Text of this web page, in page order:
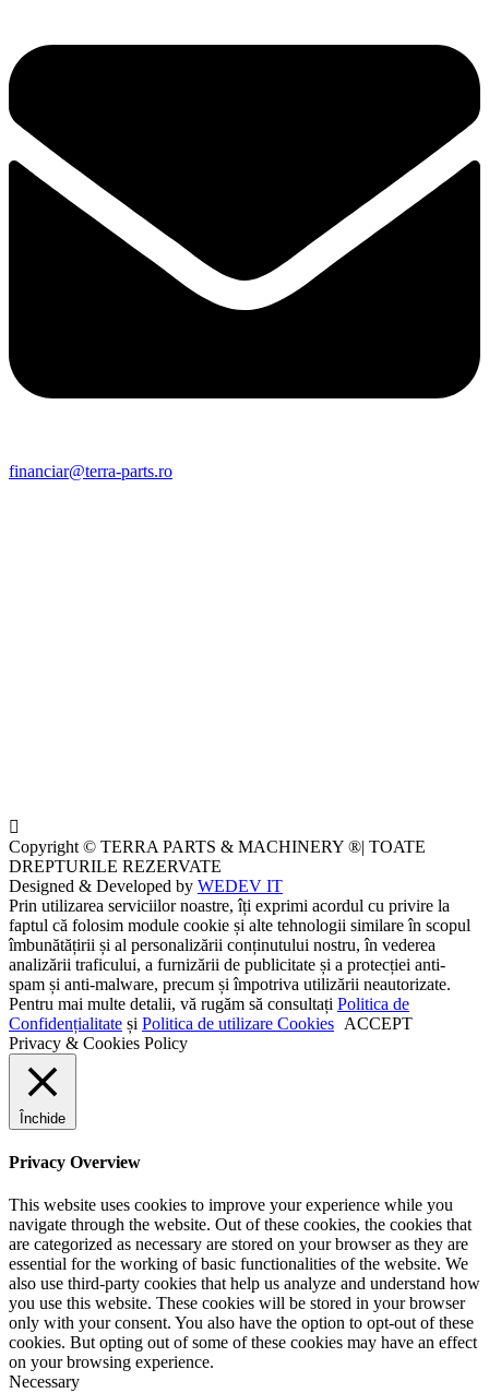
financiar@terra-parts.ro
Copyright © TERRA PARTS & MACHINERY ®| TOATE
DREPTURILE REZERVATE
Designed & Developed by WEDEV IT
Prin utilizarea serviciilor noastre, îți exprimi acordul cu privire la
faptul că folosim module cookie și alte tehnologii similare în scopul
îmbunătățirii și al personalizării conținutului nostru, în vederea
analizării traficului, a furnizării de publicitate și a protecției anti-
spam și anti-malware, precum și împotriva utilizării neautorizate.
Pentru mai multe detalii, vă rugăm să consultați Politica de
Confidențialitate și Politica de utilizare Cookies ACCEPT
Privacy & Cookies Policy
Închide
Privacy Overview
This website uses cookies to improve your experience while you
navigate through the website. Out of these cookies, the cookies that
are categorized as necessary are stored on your browser as they are
essential for the working of basic functionalities of the website. We
also use third-party cookies that help us analyze and understand how
you use this website. These cookies will be stored in your browser
only with your consent. You also have the option to opt-out of these
cookies. But opting out of some of these cookies may have an effect
on your browsing experience.
Necessary